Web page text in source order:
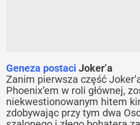
Geneza postaci Joker’a
Zanim pierwsza część
Phoenix’em w roli głównej,
niekwestionowanym hitem
zdobywając przy tym dwa